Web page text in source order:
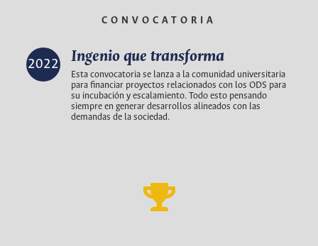
CONVOCATORIA
2022 Ingenio que transforma
Esta convocatoria se lanza a la comunidad universitaria
para financiar proyectos relacionados con los ODS para
su incubación y escalamiento. Todo esto pensando
siempre en generar desarrollos alineados con las
demandas de la sociedad.